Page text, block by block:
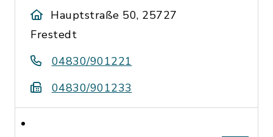
Hauptstraße 50, 25727
Frestedt
04830/901221
04830/901233